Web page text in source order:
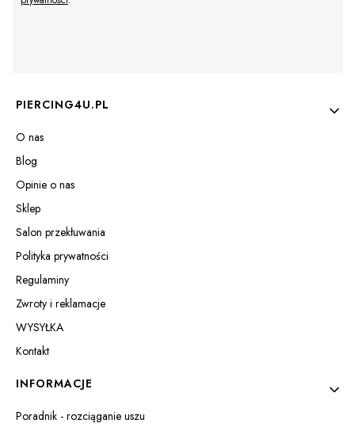
Linki w stopce
PIERCING4U.PL
O nas
Blog
Opinie o nas
Sklep
Salon przekłuwania
Polityka prywatności
Regulaminy
Zwroty i reklamacje
WYSYŁKA
Kontakt
INFORMACJE
Poradnik - rozciąganie uszu